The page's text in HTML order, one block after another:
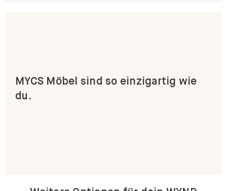
MYCS Möbel sind so einzigartig wie
du.